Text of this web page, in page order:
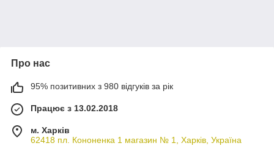
Про нас
95% позитивних з 980 відгуків за рік
Працює з 13.02.2018
м. Харків
62418 пл. Кононенка 1 магазин № 1, Харків, Україна